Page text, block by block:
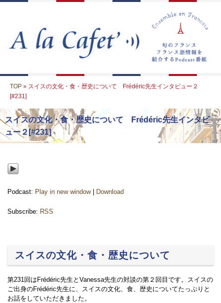
TOP » スイスの文化・食・歴史について Frédéric先生インタビュー２
[#231]
スイスの文化・食・歴史について Frédéric先生インタビ
ュー２[#231]
Podcast: Play in new window| Download
Subscribe: RSS
スイスの文化・食・歴史について
第231回はFrédéric先生とVanessa先生の対談の第２回目です。スイスの
ご出身のFrédéric先生に、スイスの文化、食、歴史についてたっぷりと
お話をしていただきました。